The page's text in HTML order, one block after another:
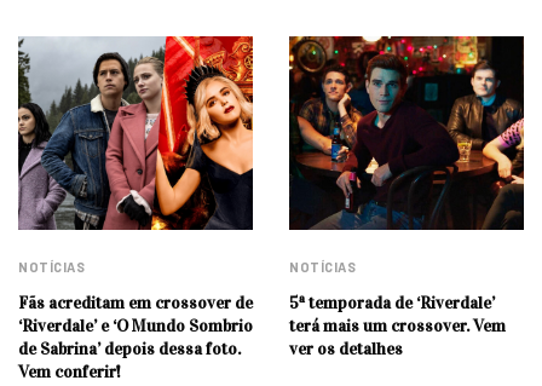
NOTÍCIAS
Fãs acreditam em crossover de
‘Riverdale’ e ‘O Mundo Sombrio
de Sabrina’ depois dessa foto.
Vem conferir!
NOTÍCIAS
5ª temporada de ‘Riverdale’
terá mais um crossover. Vem
ver os detalhes